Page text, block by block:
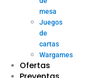
mesa
Juegos
de
cartas
Wargames
Ofertas